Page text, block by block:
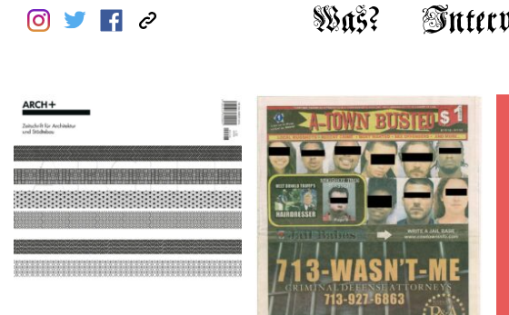
Was?
ARCH+ Nr. 226, Herbst 2016
A-TOWN BUSTED – 8/15/16–
9/1/16